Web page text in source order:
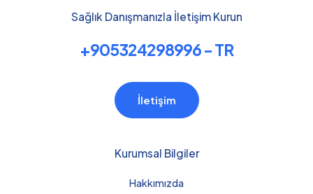
Sağlık Danışmanızla İletişim Kurun
+905324298996 - TR
İletişim
Kurumsal Bilgiler
Hakkımızda